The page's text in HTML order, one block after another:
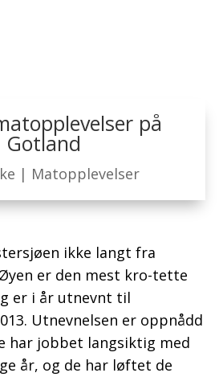
på
Gotland
| Matopplevelser
ikke langt fra
er den mest kro-tette
er i år utnevnt til
Utnevnelsen er oppnådd
har jobbet langsiktig med
år, og de har løftet de